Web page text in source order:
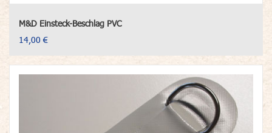
M&D Einsteck-Beschlag PVC
14,00 €